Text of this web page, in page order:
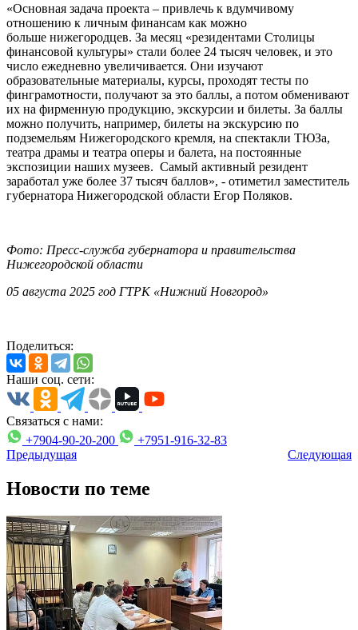
«Основная задача проекта – привлечь к вдумчивому
отношению к личным финансам как можно
больше нижегородцев. За месяц «резидентами Столицы
финансовой культуры» стали более 24 тысяч человек, и это
число ежедневно увеличивается. Они изучают
образовательные материалы, курсы, проходят тесты по
финграмотности, получают за это баллы, а потом обменивают
их на фирменную продукцию, экскурсии и билеты. За баллы
можно получить, например, билеты на экскурсию по
подземельям Нижегородского кремля, на спектакли ТЮЗа,
театра драмы и театра оперы и балета, на постоянные
экспозиции наших музеев. Самый активный резидент
заработал уже более 37 тысяч баллов», - отиметил заместитель
губернатора Нижегородской области Егор Поляков.
Фото: Пресс-служба губернатора и правительства
Нижегородской области
05 августа 2025 год ГТРК «Нижний Новгород»
Поделиться:
Наши соц. сети:
Связаться с нами:
+7904-90-20-200
+7951-916-32-83
Предыдущая
Следующая
Новости по теме